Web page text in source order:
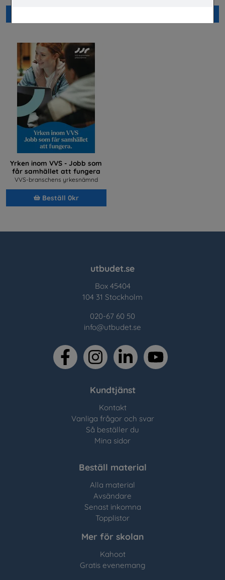
Yrken inom VVS - Jobb som
får samhället att fungera
VVS-branschens yrkesnämnd
Beställ 0kr
utbudet.se
Box 45404
104 31 Stockholm
020-67 60 50
info@utbudet.se
facebookinstagramlinkedin youtube
Kundtjänst
Kontakt
Vanliga frågor och svar
Så beställer du
Mina sidor
Beställ material
Alla material
Avsändare
Senast inkomna
Topplistor
Mer för skolan
Kahoot
Gratis evenemang